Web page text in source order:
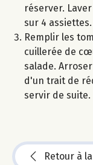
réserver.
sur 4 assiettes.
Remplir les
cuillerée de
salade.
d'un trait de
servir de suite.
Retour à